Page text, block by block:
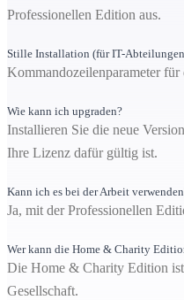
Professionellen Edition aus.
Stille Installation (für IT-
Kommandozeilenparameter für
Wie kann ich upgraden?
Installieren Sie die neue
Ihre Lizenz dafür gültig ist.
Kann ich es bei der Arbeit
Ja, mit der Professionellen
Wer kann die Home & Charity
Die Home & Charity Edition
Gesellschaft.